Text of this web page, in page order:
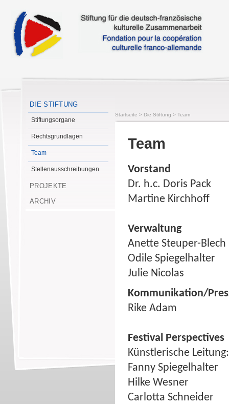
DIE STIFTUNG
Stiftungsorgane
Rechtsgrundlagen
Team
Stellenausschreibungen
PROJEKTE
ARCHIV
Startseite > Die Stiftung > Team
Team
Vorstand
Dr. h.c. Doris Pack
Martine Kirchhoff
Verwaltung
Anette Steuper-Blech
Odile Spiegelhalter
Julie Nicolas
Kommunikation/
Rike Adam
Festival Perspectives
Künstlerische
Fanny Spiegelhalter
Hilke Wesner
Carlotta Schneider